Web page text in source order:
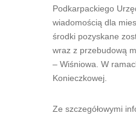
Podkarpackiego
wiadomością dla
środki pozyskane
wraz z przebudową
– Wiśniowa. W
Konieczkowej.
Ze szczegółowymi